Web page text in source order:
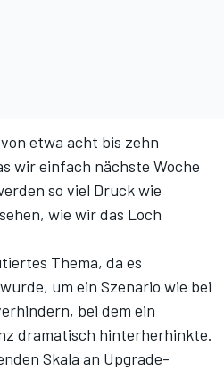
etwa acht bis zehn
wir einfach nächste Woche
so viel Druck wie
wie wir das Loch
Thema, da es
um ein Szenario wie bei
bei dem ein
dramatisch hinterherhinkte.
Skala an Upgrade-